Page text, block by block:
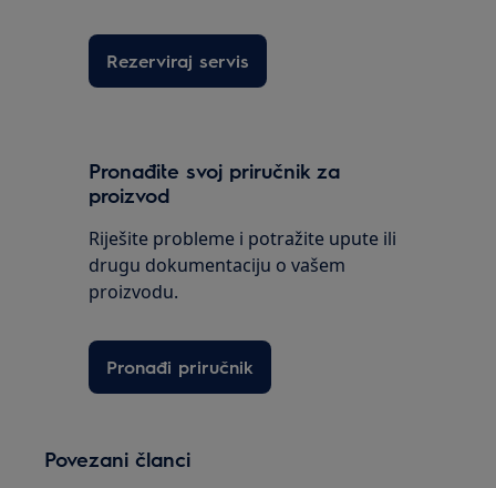
Rezerviraj servis
Pronađite svoj priručnik za
proizvod
Riješite probleme i potražite upute ili
drugu dokumentaciju o vašem
proizvodu.
Pronađi priručnik
Povezani članci